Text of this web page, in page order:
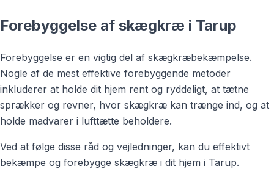
Forebyggelse af skægkræ i Tarup
Forebyggelse er en vigtig del af skægkræbekæmpelse.
Nogle af de mest effektive forebyggende metoder
inkluderer at holde dit hjem rent og ryddeligt, at tætne
sprækker og revner, hvor skægkræ kan trænge ind, og at
holde madvarer i lufttætte beholdere.
Ved at følge disse råd og vejledninger, kan du effektivt
bekæmpe og forebygge skægkræ i dit hjem i Tarup.